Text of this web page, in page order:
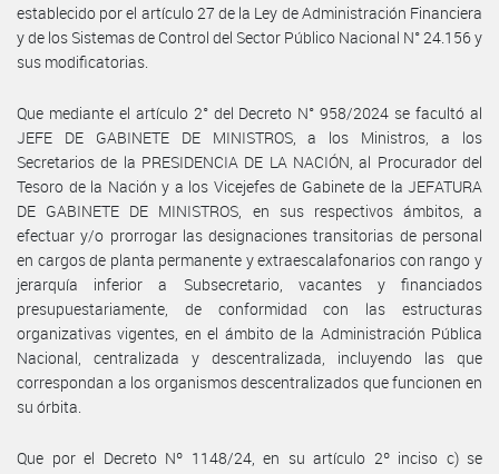
establecido por el artículo 27 de la Ley de Administración Financiera
y de los Sistemas de Control del Sector Público Nacional N° 24.156 y
sus modificatorias.
Que mediante el artículo 2° del Decreto N° 958/2024 se facultó al
JEFE DE GABINETE DE MINISTROS, a los Ministros, a los
Secretarios de la PRESIDENCIA DE LA NACIÓN, al Procurador del
Tesoro de la Nación y a los Vicejefes de Gabinete de la JEFATURA
DE GABINETE DE MINISTROS, en sus respectivos ámbitos, a
efectuar y/o prorrogar las designaciones transitorias de personal
en cargos de planta permanente y extraescalafonarios con rango y
jerarquía inferior a Subsecretario, vacantes y financiados
presupuestariamente, de conformidad con las estructuras
organizativas vigentes, en el ámbito de la Administración Pública
Nacional, centralizada y descentralizada, incluyendo las que
correspondan a los organismos descentralizados que funcionen en
su órbita.
Que por el Decreto Nº 1148/24, en su artículo 2º inciso c) se